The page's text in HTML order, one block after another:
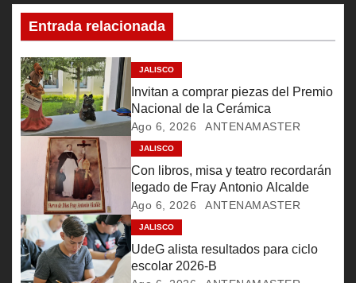
i
ó
n
d
n
t
Entrada relacionada
JALISCO
Invitan a comprar piezas del Premio
Nacional de la Cerámica
Ago 6, 2026 ANTENAMASTER
JALISCO
Con libros, misa y teatro recordarán
legado de Fray Antonio Alcalde
Ago 6, 2026 ANTENAMASTER
JALISCO
UdeG alista resultados para ciclo
escolar 2026-B